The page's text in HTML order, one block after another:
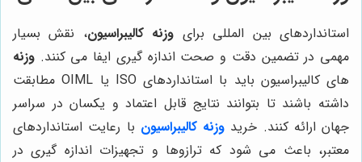
استانداردهای بین المللی برای وزنه کالیبراسیون، نقش بسیار
مهمی در تضمین دقت و صحت اندازه گیری ایفا می کنند. وزنه
های کالیبراسیون باید با استانداردهای ISO یا OIML مطابقت
داشته باشند تا بتوانند نتایج قابل اعتماد و یکسان در سراسر
جهان ارائه کنند. خرید وزنه کالیبراسیون با رعایت استانداردهای
معتبر، باعث می شود که ترازوها و تجهیزات اندازه گیری در